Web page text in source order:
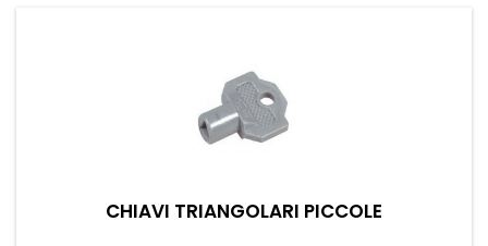
CHIAVI TRIANGOLARI PICCOLE